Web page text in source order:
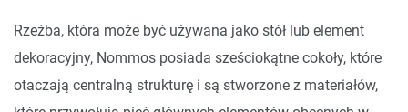
Rzeźba, która może być używana jako stół lub element
dekoracyjny, Nommos posiada sześciokątne cokoły, które
otaczają centralną strukturę i są stworzone z materiałów,